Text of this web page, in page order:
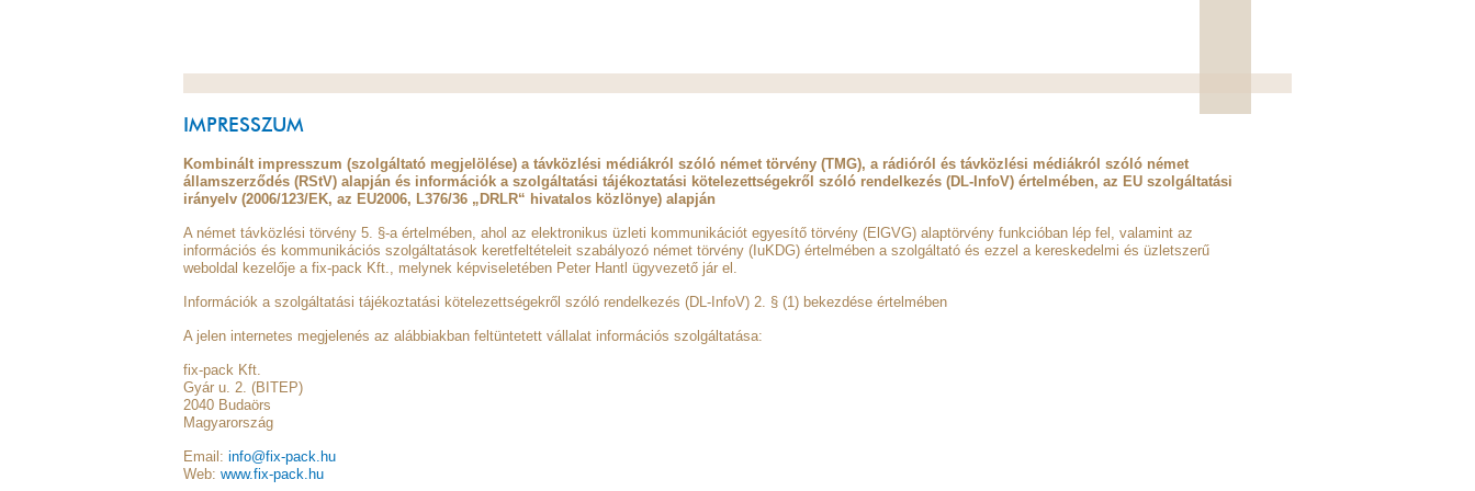
IMPRESSZUM
Kombinált impresszum (szolgáltató megjelölése) a távközlési médiákról szóló német törvény (TMG), a rádióról és távközlési médiákról szóló német
államszerződés (RStV) alapján és információk a szolgáltatási tájékoztatási kötelezettségekről szóló rendelkezés (DL-InfoV) értelmében, az EU szolgáltatási
irányelv (2006/123/EK, az EU2006, L376/36 „DRLR“ hivatalos közlönye) alapján
A német távközlési törvény 5. §-a értelmében, ahol az elektronikus üzleti kommunikációt egyesítő törvény (ElGVG) alaptörvény funkcióban lép fel, valamint az
információs és kommunikációs szolgáltatások keretfeltételeit szabályozó német törvény (IuKDG) értelmében a szolgáltató és ezzel a kereskedelmi és üzletszerű
weboldal kezelője a fix-pack Kft., melynek képviseletében Peter Hantl ügyvezető jár el.
Információk a szolgáltatási tájékoztatási kötelezettségekről szóló rendelkezés (DL-InfoV) 2. § (1) bekezdése értelmében
A jelen internetes megjelenés az alábbiakban feltüntetett vállalat információs szolgáltatása:
fix-pack Kft.
Gyár u. 2. (BITEP)
2040 Budaörs
Magyarország
Email: info@fix-pack.hu
Web: www.fix-pack.hu